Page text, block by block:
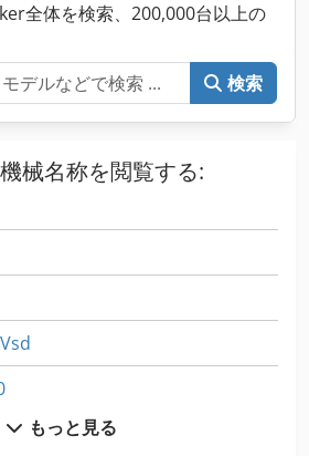
全体を検索、200,000台以上の
検索
械名称を閲覧する:
もっと見る